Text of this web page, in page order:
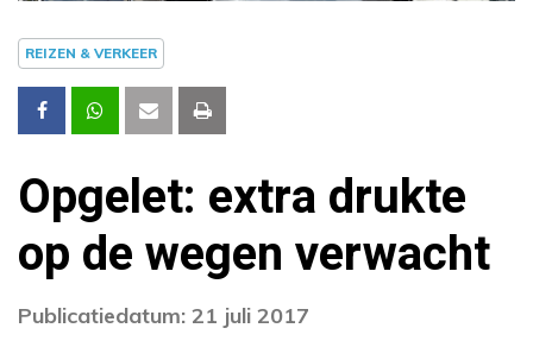
REIZEN & VERKEER
Opgelet: extra drukte
op de wegen verwacht
Publicatiedatum: 21 juli 2017